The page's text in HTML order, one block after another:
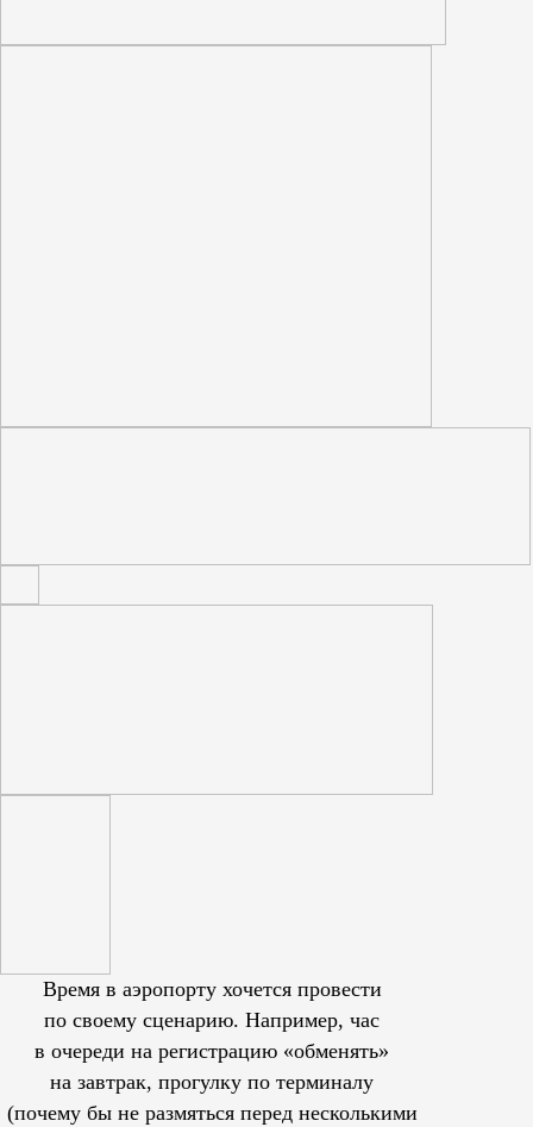
Время в аэропорту хочется провести
по своему сценарию. Например, час
в очереди на регистрацию «обменять»
на завтрак, прогулку по терминалу
(почему бы не размяться перед несколькими